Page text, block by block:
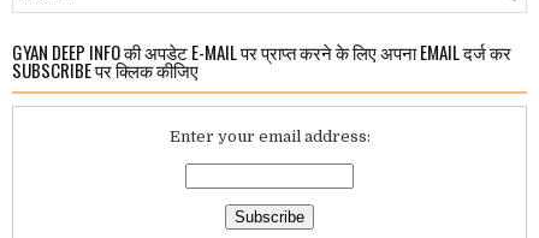
GYAN DEEP INFO की अपडेट E-MAIL पर प्राप्त करने के लिए अपना EMAIL दर्ज कर
SUBSCRIBE पर क्लिक कीजिए
Enter your email address: